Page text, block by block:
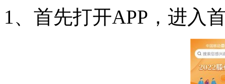
1、首先打开APP，进入